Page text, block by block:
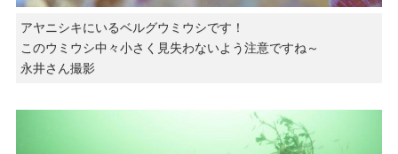
アヤニシキにいるベルグウミウシです！
このウミウシ中々小さく見失わないよう注意ですね～
永井さん撮影